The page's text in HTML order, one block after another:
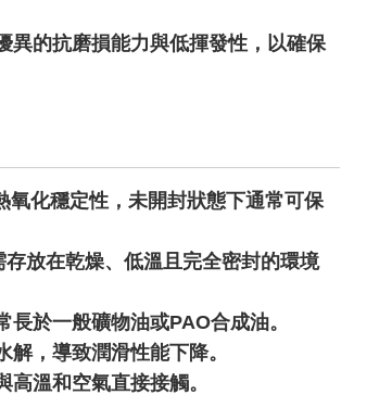
異的抗磨損能力與低揮發性，以確保
化穩定性，未開封狀態下通常可保
放在乾燥、低溫且完全密封的環境
於一般礦物油或PAO合成油。
，導致潤滑性能下降。
溫和空氣直接接觸。